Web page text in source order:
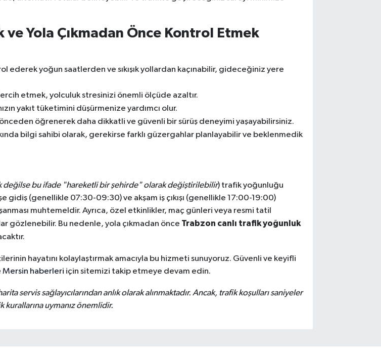
Yola Çıkmadan Önce Kontrol Etmek
ederek yoğun saatlerden ve sıkışık yollardan kaçınabilir, gideceğiniz yere
etmek, yolculuk stresinizi önemli ölçüde azaltır.
yakıt tüketimini düşürmenize yardımcı olur.
önceden öğrenerek daha dikkatli ve güvenli bir sürüş deneyimi yaşayabilirsiniz.
bilgi sahibi olarak, gerekirse farklı güzergahlar planlayabilir ve beklenmedik
değilse bu ifade "hareketli bir şehirde" olarak değiştirilebilir) trafik yoğunluğu
(genellikle 07:30-09:30) ve akşam iş çıkışı (genellikle 17:00-19:00)
muhtemeldir. Ayrıca, özel etkinlikler, maç günleri veya resmi tatil
gözlenebilir. Bu nedenle, yola çıkmadan önce Trabzon canlı trafik yoğunluk
hayatını kolaylaştırmak amacıyla bu hizmeti sunuyoruz. Güvenli ve keyifli
Mersin haberleri için sitemizi takip etmeye devam edin.
servis sağlayıcılarından anlık olarak alınmaktadır. Ancak, trafik koşulları saniyeler
uymanız önemlidir.